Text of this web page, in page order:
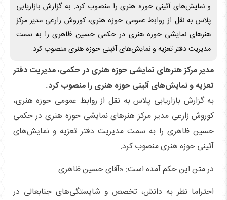
و نمایش‌های آئینی حوزه هنری را منصوب کرد. به گزارش بازاریابی
پلاس به نقل از روابط عمومی حوزه هنری، کوروش زارعی مدیر مرکز
هنرهای نمایشی حوزه هنری در حکمی حسین ظاهری را به سمت
مدیریت دفتر تعزیه و نمایش‌های آئینی حوزه هنری منصوب کرد.
مدیر مرکز هنرهای نمایشی حوزه هنری در حکمی، مدیریت دفتر
تعزیه و نمایش‌های آئینی حوزه هنری را منصوب کرد.
به گزارش بازاریابی پلاس به نقل از روابط عمومی حوزه هنری،
کوروش زارعی مدیر مرکز هنرهای نمایشی حوزه هنری در حکمی
حسین ظاهری را به سمت مدیریت دفتر تعزیه و نمایش‌های
آئینی حوزه هنری منصوب کرد.
در متن این حکم آمده است: «آقای حسین ظاهری
احتراما نظر به دانش، تخصص و شایستگی‌های جنابعالی در